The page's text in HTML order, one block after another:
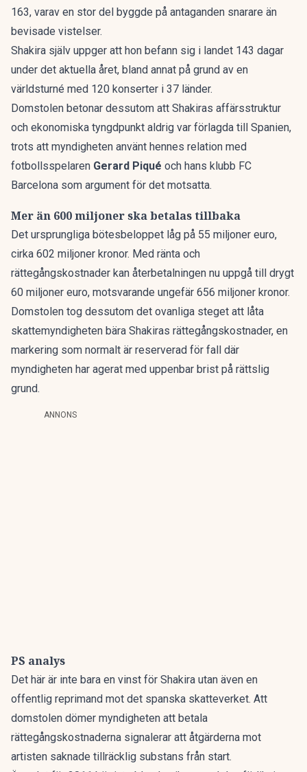
163, varav en stor del byggde på antaganden snarare än
bevisade vistelser.
Shakira själv uppger att hon befann sig i landet 143 dagar
under det aktuella året, bland annat på grund av en
världsturné med 120 konserter i 37 länder.
Domstolen betonar dessutom att Shakiras affärsstruktur
och ekonomiska tyngdpunkt aldrig var förlagda till Spanien,
trots att myndigheten använt hennes relation med
fotbollsspelaren Gerard Piqué och hans klubb FC
Barcelona som argument för det motsatta.
Mer än 600 miljoner ska betalas tillbaka
Det ursprungliga bötesbeloppet låg på 55 miljoner euro,
cirka 602 miljoner kronor. Med ränta och
rättegångskostnader kan återbetalningen nu uppgå till drygt
60 miljoner euro, motsvarande ungefär 656 miljoner kronor.
Domstolen tog dessutom det ovanliga steget att låta
skattemyndigheten bära Shakiras rättegångskostnader, en
markering som normalt är reserverad för fall där
myndigheten har agerat med uppenbar brist på rättslig
grund.
ANNONS
PS analys
Det här är inte bara en vinst för Shakira utan även en
offentlig reprimand mot det spanska skatteverket. Att
domstolen dömer myndigheten att betala
rättegångskostnaderna signalerar att åtgärderna mot
artisten saknade tillräcklig substans från start.